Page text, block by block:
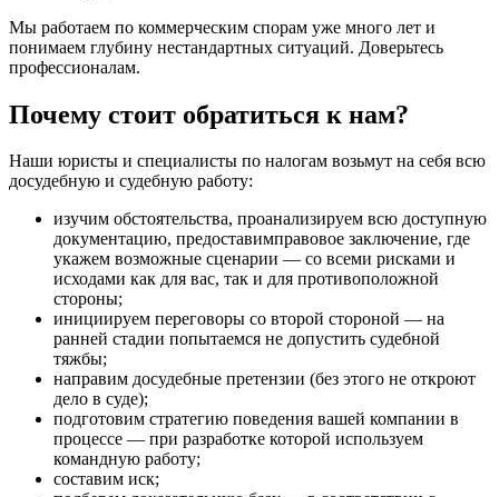
Мы работаем по коммерческим спорам уже много лет и
понимаем глубину нестандартных ситуаций. Доверьтесь
профессионалам.
Почему стоит обратиться к нам?
Наши юристы и специалисты по налогам возьмут на себя всю
досудебную и судебную работу:
изучим обстоятельства, проанализируем всю доступную
документацию, предоставимправовое заключение, где
укажем возможные сценарии — со всеми рисками и
исходами как для вас, так и для противоположной
стороны;
инициируем переговоры со второй стороной — на
ранней стадии попытаемся не допустить судебной
тяжбы;
направим досудебные претензии (без этого не откроют
дело в суде);
подготовим стратегию поведения вашей компании в
процессе — при разработке которой используем
командную работу;
составим иск;